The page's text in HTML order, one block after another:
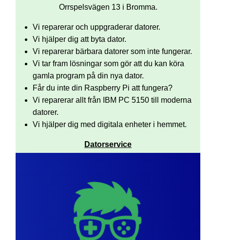
Orrspelsvägen 13 i Bromma.
Vi reparerar och uppgraderar datorer.
Vi hjälper dig att byta dator.
Vi reparerar bärbara datorer som inte fungerar.
Vi tar fram lösningar som gör att du kan köra
gamla program på din nya dator.
Får du inte din Raspberry Pi att fungera?
Vi reparerar allt från IBM PC 5150 till moderna
datorer.
Vi hjälper dig med digitala enheter i hemmet.
Datorservice